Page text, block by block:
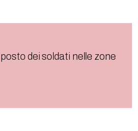
dei soldati nelle zone